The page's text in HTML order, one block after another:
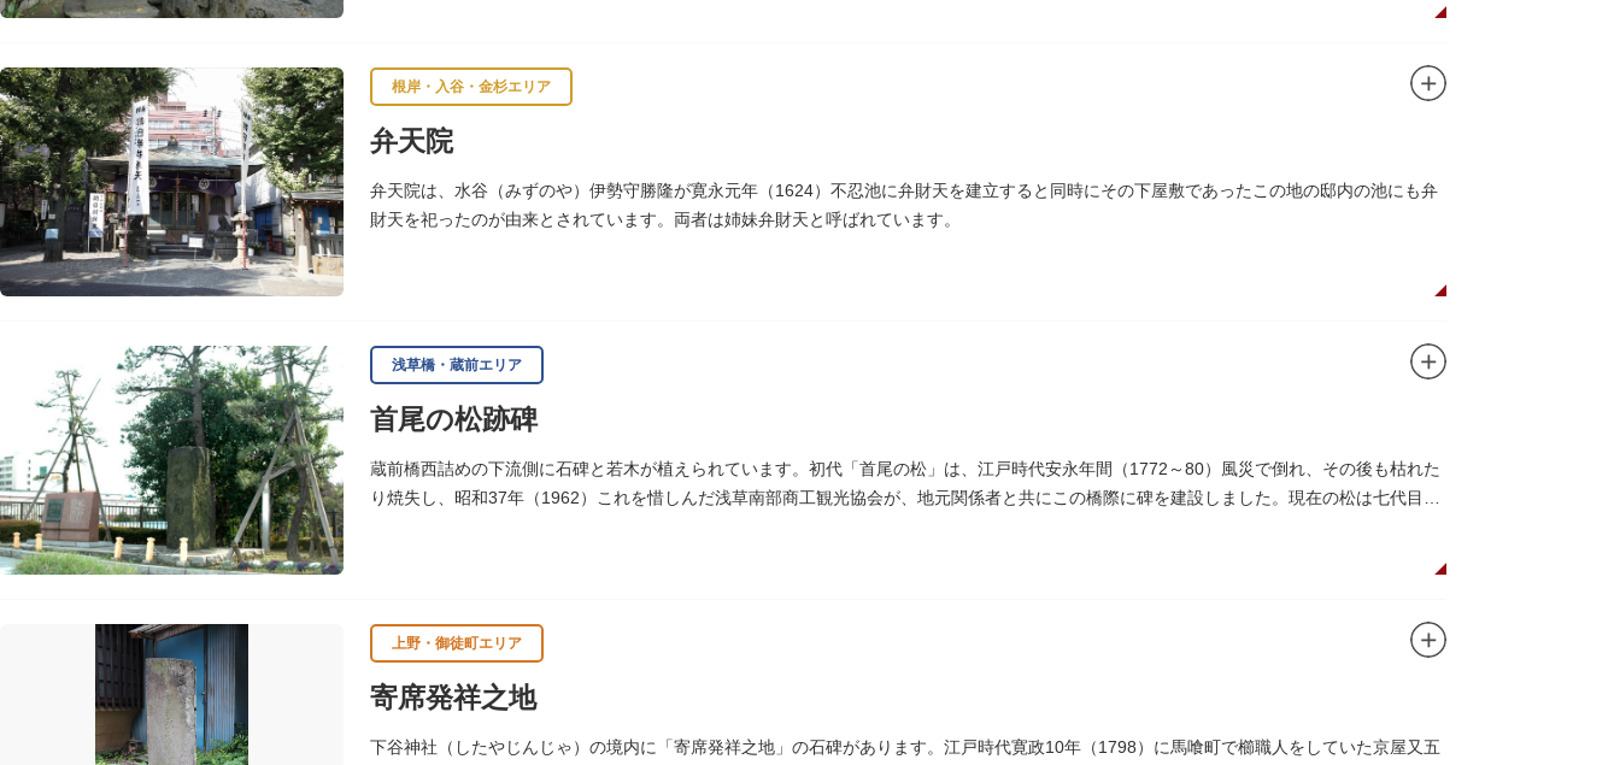
根岸・入谷・金杉エリア
弁天院
弁天院は、水谷（みずのや）伊勢守勝隆が寛永元年（1624）不忍池に弁財天を建立すると同時にその下屋敷であったこの地の邸内の池にも弁
財天を祀ったのが由来とされています。両者は姉妹弁財天と呼ばれています。
浅草橋・蔵前エリア
首尾の松跡碑
蔵前橋西詰めの下流側に石碑と若木が植えられています。初代「首尾の松」は、江戸時代安永年間（1772～80）風災で倒れ、その後も枯れた
り焼失し、昭和37年（1962）これを惜しんだ浅草南部商工観光協会が、地元関係者と共にこの橋際に碑を建設しました。現在の松は七代目と
上野・御徒町エリア
寄席発祥之地
下谷神社（したやじんじゃ）の境内に「寄席発祥之地」の石碑があります。江戸時代寛政10年（1798）に馬喰町で櫛職人をしていた京屋又五